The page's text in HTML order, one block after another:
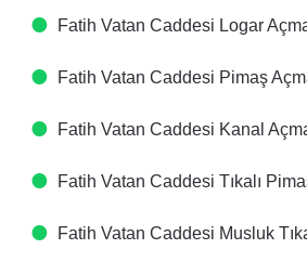
Fatih Vatan Caddesi Logar
Fatih Vatan Caddesi Pimaş
Fatih Vatan Caddesi Kanal
Fatih Vatan Caddesi Tıkalı
Fatih Vatan Caddesi Musluk